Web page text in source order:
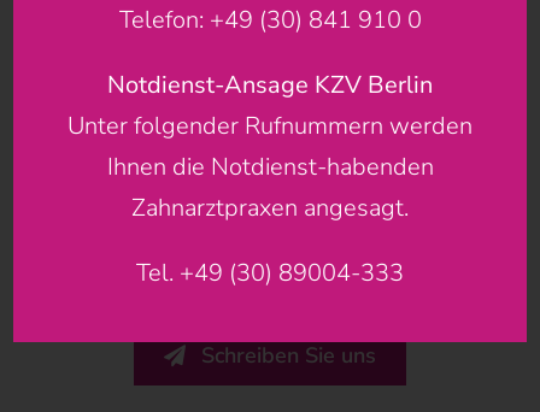
Bleaching / Zahnaufhellung
Sportschutzschienen
u.v.m.
Haben Sie noch Fragen?
Schreiben Sie uns
Telefon: +49 (30) 841 910 0
Notdienst-Ansage KZV Berlin
Unter folgender Rufnummern werden
Ihnen die Notdienst-habenden
Zahnarztpraxen angesagt.
Tel. +49 (30) 89004-333